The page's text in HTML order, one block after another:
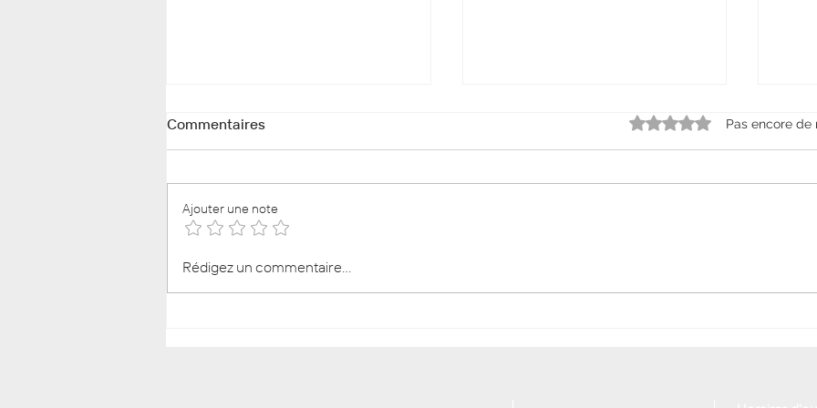
Lavande : la plante qui
Commentaires Noté 0 étoile sur 5.Pas encore de
Ajouter une note
Rédigez un commentaire...